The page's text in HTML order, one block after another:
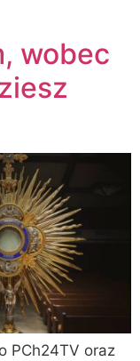
wobec
PCh24TV oraz